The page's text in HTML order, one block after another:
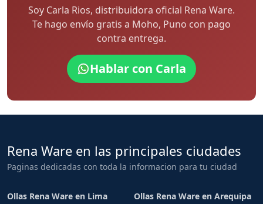
Soy Carla Rios, distribuidora oficial Rena Ware.
Te hago envío gratis a Moho, Puno con pago
contra entrega.
Hablar con Carla
Rena Ware en las principales ciudades
Paginas dedicadas con toda la informacion para tu ciudad
Ollas Rena Ware en Lima Ollas Rena Ware en Arequipa